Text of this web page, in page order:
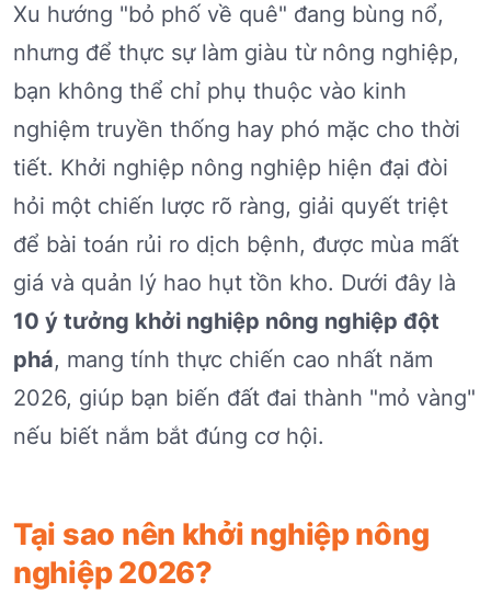
Xu hướng "bỏ phố về quê" đang bùng nổ,
nhưng để thực sự làm giàu từ nông nghiệp,
bạn không thể chỉ phụ thuộc vào kinh
nghiệm truyền thống hay phó mặc cho thời
tiết. Khởi nghiệp nông nghiệp hiện đại đòi
hỏi một chiến lược rõ ràng, giải quyết triệt
để bài toán rủi ro dịch bệnh, được mùa mất
giá và quản lý hao hụt tồn kho. Dưới đây là
10 ý tưởng khởi nghiệp nông nghiệp đột
phá, mang tính thực chiến cao nhất năm
2026, giúp bạn biến đất đai thành "mỏ vàng"
nếu biết nắm bắt đúng cơ hội.
Tại sao nên khởi nghiệp nông
nghiệp 2026?